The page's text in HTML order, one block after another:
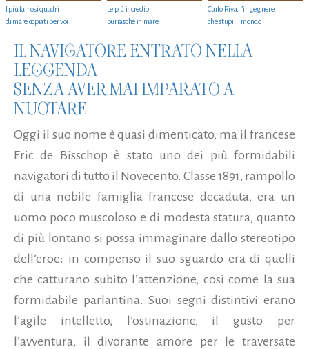
I più famosi quadri
di mare copiati per voi
Le più incredibili
burrasche in mare
Carlo Riva, l’ingegnere
che stupi' il mondo
IL NAVIGATORE ENTRATO NELLA
LEGGENDA
SENZA AVER MAI IMPARATO A
NUOTARE
Oggi il suo nome è quasi dimenticato, ma il francese
Eric de Bisschop è stato uno dei più formidabili
navigatori di tutto il Novecento. Classe 1891, rampollo
di una nobile famiglia francese decaduta, era un
uomo poco muscoloso e di modesta statura, quanto
di più lontano si possa immaginare dallo stereotipo
dell’eroe: in compenso il suo sguardo era di quelli
che catturano subito l’attenzione, così come la sua
formidabile parlantina. Suoi segni distintivi erano
l’agile intelletto, l’ostinazione, il gusto per
l’avventura, il divorante amore per le traversate